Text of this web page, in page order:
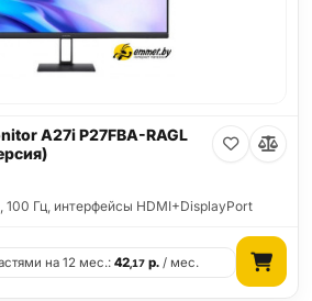
A27i P27FBA-RAGL
100 Гц, интерфейсы HDMI+DisplayPort
на 12 мес.:42,17 р. / мес.